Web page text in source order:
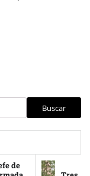
Buscar
de